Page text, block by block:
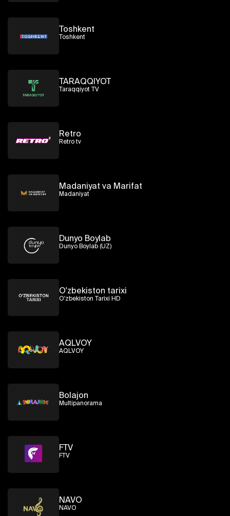
Toshkent
Toshkent
TARAQQIYOT
Taraqqiyot TV
Retro
Retro tv
Madaniyat va Marifat
Madaniyat
Dunyo Boylab
Dunyo Boylab (UZ)
O'zbekiston tarixi
O'zbekiston Tarixi HD
AQLVOY
AQLVOY
Bolajon
Multipanorama
FTV
FTV
NAVO
NAVO